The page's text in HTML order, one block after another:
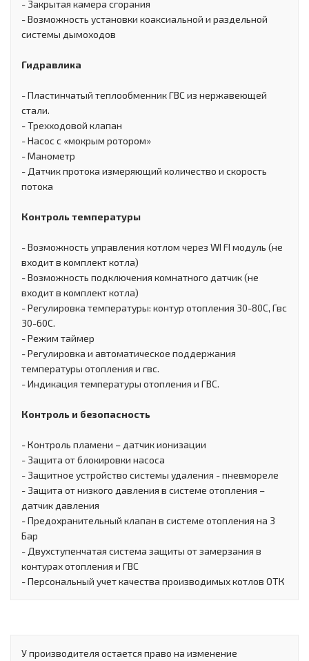
- Закрытая камера сгорания
- Возможность установки коаксиальной и раздельной
системы дымоходов
Гидравлика
- Пластинчатый теплообменник ГВС из нержавеющей
стали.
- Трехходовой клапан
- Насос с «мокрым ротором»
- Манометр
- Датчик протока измеряющий количество и скорость
потока
Контроль температуры
- Возможность управления котлом через WI FI модуль (не
входит в комплект котла)
- Возможность подключения комнатного датчик (не
входит в комплект котла)
- Регулировка температуры: контур отопления 30-80С, Гвс
30-60С.
- Режим таймер
- Регулировка и автоматическое поддержания
температуры отопления и гвс.
- Индикация температуры отопления и ГВС.
Контроль и безопасность
- Контроль пламени – датчик ионизации
- Защита от блокировки насоса
- Защитное устройство системы удаления - пневмореле
- Защита от низкого давления в системе отопления –
датчик давления
- Предохранительный клапан в системе отопления на 3
Бар
- Двухступенчатая система защиты от замерзания в
контурах отопления и ГВС
- Персональный учет качества производимых котлов ОТК
У производителя остается право на изменение